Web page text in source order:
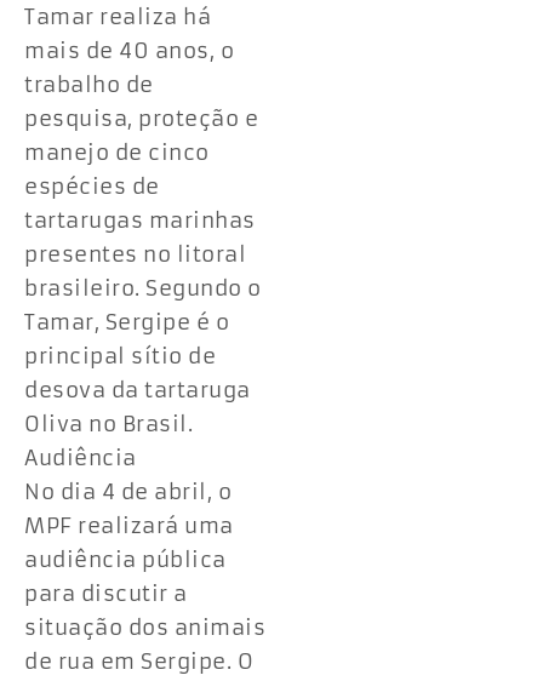
Tamar realiza há
mais de 40 anos, o
trabalho de
pesquisa, proteção e
manejo de cinco
espécies de
tartarugas marinhas
presentes no litoral
brasileiro. Segundo o
Tamar, Sergipe é o
principal sítio de
desova da tartaruga
Oliva no Brasil.
Audiência
No dia 4 de abril, o
MPF realizará uma
audiência pública
para discutir a
situação dos animais
de rua em Sergipe. O